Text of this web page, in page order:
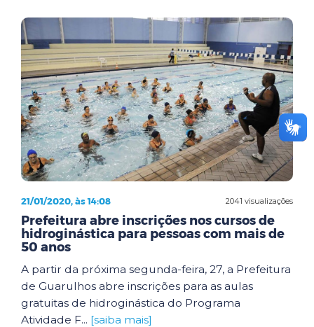
2041 visualizações
21/01/2020, às 14:08
Prefeitura abre inscrições nos cursos de
hidroginástica para pessoas com mais de
50 anos
A partir da próxima segunda-feira, 27, a Prefeitura
de Guarulhos abre inscrições para as aulas
gratuitas de hidroginástica do Programa
Atividade F... [saiba mais]